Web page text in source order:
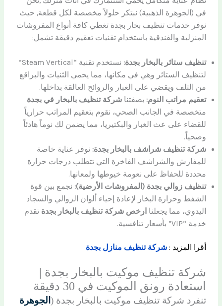
في (الجوهرة الذهبية) نبتكر حلولاً مخصصة لكل قطعة, حيث
نوفر خدمات تنظيف بخار بجدة تغطي كافة أنواع المفروشات
المنزلية والفندقية باستخدام تقنيات تعقيم دقيقة تشمل:
تنظيف ستائر بالبخار بجدة:
نستخدم تقنية “Steam Vertical”
لتنظيف الستائر وهي في مكانها، مما يحمي الثنيات والبراقع
من التلف ويقضي على الغبار والروائح العالقة بداخلها.
تعقيم مراتب النوم: بصفتناشركة تنظيف بالبخار في بجدة
متخصصة في الجانب الصحي، نقوم بتعقيم المراتب حرارياً
للقضاء على عث الغبار والبكتيريا، مما يضمن لك نوماً هادئاً
وصحياً.
شركة تنظيف شراشف بالبخار بجدة: نوفر عناية خاصة
للمفارش والشراشف الفاخرة التي تتطلب درجات حرارة
محددة للحفاظ على نعومة خيوطها ولمعانها.
تنظيف زوالي بجدة (المفروشات الأرضية): نجمع بين قوة
الشفط وحرارة البخار لإعادة إحياء ألوان الزوالي والسجاد
اليدوي، مما يجعلنا ارخص شركة تنظيف بالبخار بجدة تقدم
خدمة “VIP” بأسعار تنافسية.
أقرا المزيد :شركة تنظيف منازل بجدة
شركة تنظيف موكيت بالبخار بجدة |
استعادة رونق الموكيت في 30 دقيقة
تنفرد شركة تنظيف موكيت بالبخار بجدة ( الجوهرة